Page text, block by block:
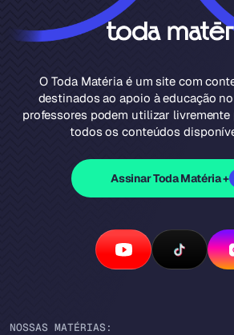
O Toda Matéria é um site com
destinados ao apoio à educação
professores podem utilizar
todos os conteúdos
Assinar Toda Matéria +
NOSSAS MATÉRIAS: